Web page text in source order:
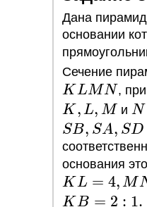
Дана
основании
Сечение
KLMN ,
K ,L, M иN
N
SB, SA, SD
основания
KL = 4, M
KB = 2 : 1.
Начать бесплатно
Задать вопрос
+7 (966) 999-42-03
+7 (495) 085-04-95
ПОДПИСЫВАЙСЯ